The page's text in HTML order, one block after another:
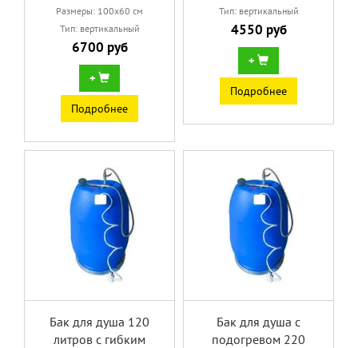
Размеры: 100х60 см
Тип: вертикальный
6700 руб
+
Подробнее
Тип: вертикальный
4550 руб
+
Подробнее
Бак для душа 120
литров с гибким
Бак для душа с
подогревом 220